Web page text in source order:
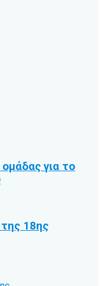
για το
18ης